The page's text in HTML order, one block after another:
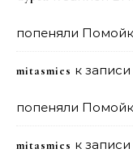
попеняли
mitasmies к записи
попеняли
mitasmies к записи